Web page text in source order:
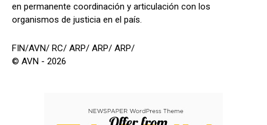
en permanente coordinación y articulación con los
organismos de justicia en el país.
FIN/AVN/ RC/ ARP/ ARP/ ARP/
© AVN - 2026